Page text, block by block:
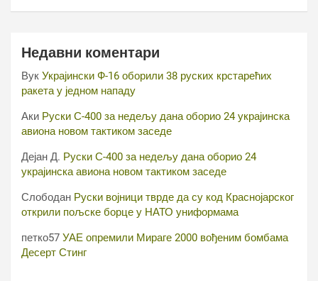
Недавни коментари
Вук Украјински Ф-16 оборили 38 руских крстарећих
ракета у једном нападу
Аки Руски С-400 за недељу дана оборио 24 украјинска
авиона новом тактиком заседе
Дејан Д. Руски С-400 за недељу дана оборио 24
украјинска авиона новом тактиком заседе
Слободан Руски војници тврде да су код Краснојарског
открили пољске борце у НАТО униформама
петко57 УАЕ опремили Мираге 2000 вођеним бомбама
Десерт Стинг